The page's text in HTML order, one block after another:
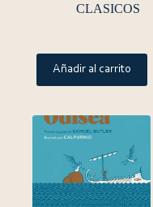
CLASICOS
Añadir al carrito